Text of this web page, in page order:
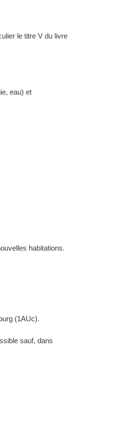
le titre V du livre
eau) et
habitations.
(1AUc).
sauf, dans